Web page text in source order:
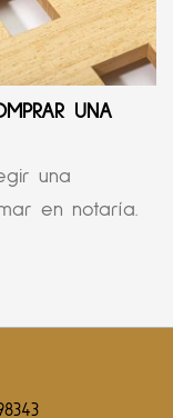
UNA
una
en notaría.